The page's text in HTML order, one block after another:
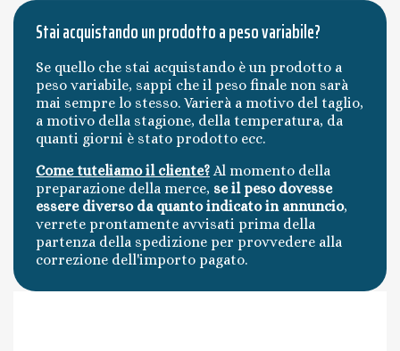
Stai acquistando un prodotto a peso variabile?
Se quello che stai acquistando è un prodotto a
peso variabile, sappi che il peso finale non sarà
mai sempre lo stesso. Varierà a motivo del taglio,
a motivo della stagione, della temperatura, da
quanti giorni è stato prodotto ecc.
Come tuteliamo il cliente? Al momento della
preparazione della merce, se il peso dovesse
essere diverso da quanto indicato in annuncio,
verrete prontamente avvisati prima della
partenza della spedizione per provvedere alla
correzione dell'importo pagato.